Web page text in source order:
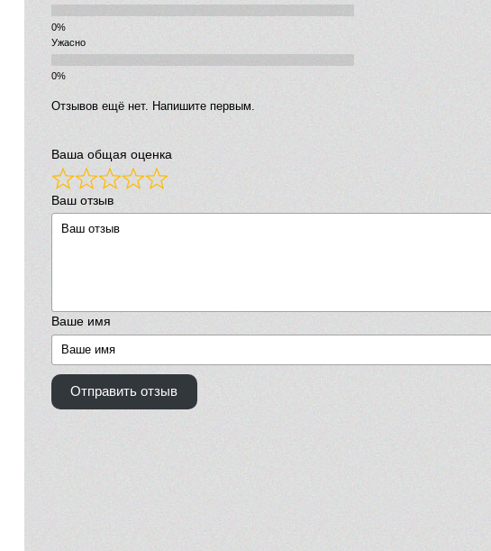
Ужасно
Отзывов ещё нет. Напишите первым.
Ваша общая оценка
Ваш отзыв
Ваше имя
Отправить отзыв